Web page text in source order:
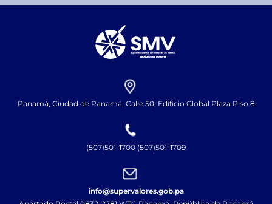
Panamá, Ciudad de Panamá, Calle 50, Edificio Global Plaza Piso 8
(507)501-1700 (507)501-1709
info@supervalores.gob.pa